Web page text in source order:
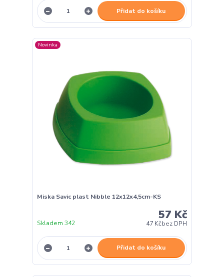
Přidat do košíku
Novinka
Miska Savic plast Nibble 12x12x4,5cm-KS
57 Kč
47 Kčbez DPH
Skladem 342
Přidat do košíku